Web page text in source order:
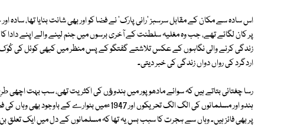
اس سادہ سے مکان کے مقابل سرسبز 'رانی پارک' نے فضا کو اور بھی شانت بنایا تھا،
پر کان لگائے تھے، جب وہ مغلیہ سلطنت کے آخری برسوں میں جنم لینے والے اپنے دادا
زندگی کرنے والی نگاہوں کے عکس تلاشتے گفتگو کے پس منظر میں کبھی کوئل کی
اردگرد کی رواں دواں زندگی کی خبر دیتی۔
رسا چغتائی بتاتے ہیں کہ سوائے مادھوپور میں ہندوﺅں کی اکثریت تھی، سب بہت
ہندو اور مسلمانوں کی الگ الگ تحریکوں اور 1947ءمیں
پر بھی فائز ہیں۔ وہاں سے ہجرت کا سبب بس یہ تھا کہ مسلمانوں کے دل میں ایک تعلق